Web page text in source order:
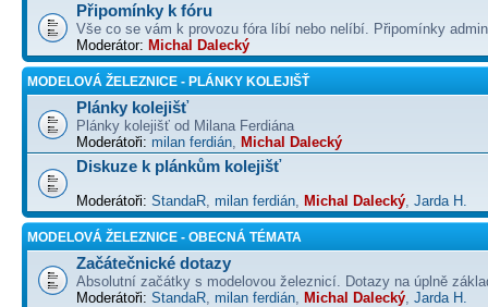
Připomínky k fóru
Vše co se vám k provozu fóra líbí nebo nelíbí. Připomínky
Moderátor: Michal Dalecký
MODELOVÁ ŽELEZNICE - PLÁNKY KOLEJIŠŤ
Plánky kolejišť
Plánky kolejišť od Milana Ferdiána
Moderátoři: milan ferdián, Michal Dalecký
Diskuze k plánkům kolejišť
Moderátoři: StandaR, milan ferdián, Michal Dalecký, Jarda H.
MODELOVÁ ŽELEZNICE - OBECNÁ TÉMATA
Začátečnické dotazy
Absolutní začátky s modelovou železnicí. Dotazy na úplně
Moderátoři: StandaR, milan ferdián, Michal Dalecký, Jarda H.